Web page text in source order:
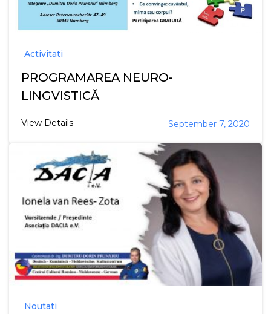
Activitati
PROGRAMAREA NEURO-
LINGVISTICĂ
View Details September 7, 2020
Noutati